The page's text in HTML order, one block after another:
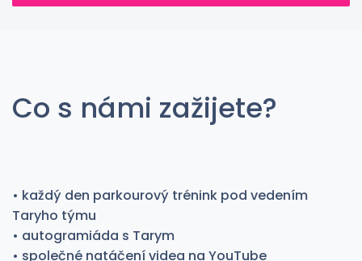
Co s námi zažijete?
• každý den parkourový trénink pod vedením
Taryho týmu
• autogramiáda s Tarym
• společné natáčení videa na YouTube